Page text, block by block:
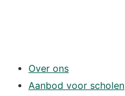
Over ons
Aanbod voor scholen